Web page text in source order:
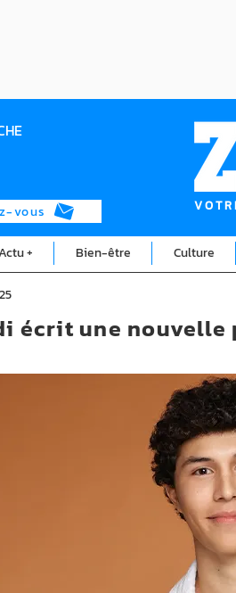
vous
+ Bien-être Culture
écrit une nouvelle